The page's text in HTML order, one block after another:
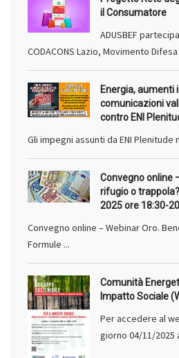
il Consumatore
ADUSBEF
CODACONS Lazio, Movimento Difesa
Energia, aumenti
comunicazioni
contro ENI
Gli impegni assunti da ENI Plenitude
Convegno online
rifugio o
2025 ore 18:30-
Convegno online – Webinar Oro.
Formule ...
Comunità
Impatto Sociale
Per accedere al
giorno 04/11/2025